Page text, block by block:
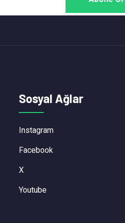
Sosyal Ağlar
Instagram
Facebook
X
Youtube